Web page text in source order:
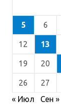
5 6
12 13
19 20
26 27
« Июл
Сен »